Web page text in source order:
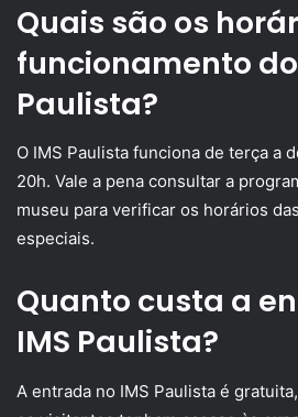
Quais são os
funcionamento do
Paulista?
O IMS Paulista funciona de terça a
20h. Vale a pena consultar a
museu para verificar os horários
especiais.
Quanto custa a
IMS Paulista?
A entrada no IMS Paulista é